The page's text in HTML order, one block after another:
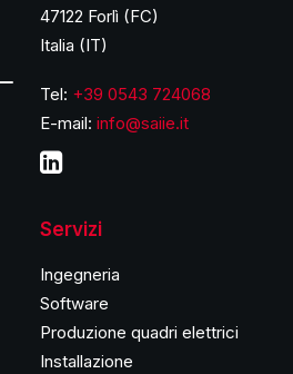
47122 Forlì (FC)
Italia (IT)
Tel: +39 0543 724068
E-mail: info@saiie.it
Servizi
Ingegneria
Software
Produzione quadri elettrici
Installazione